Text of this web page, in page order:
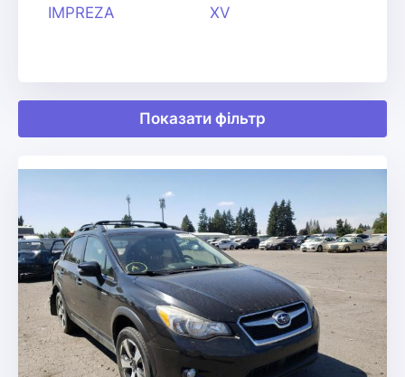
IMPREZA XV
Показати фільтр